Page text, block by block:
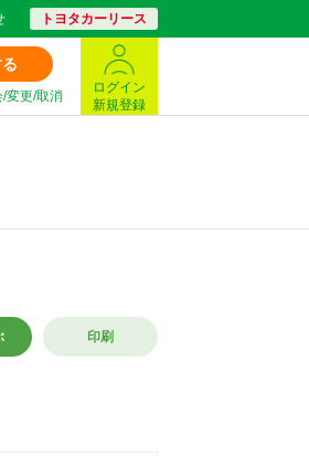
トヨタカーリース
変更/取消
ログイン
新規登録
印刷